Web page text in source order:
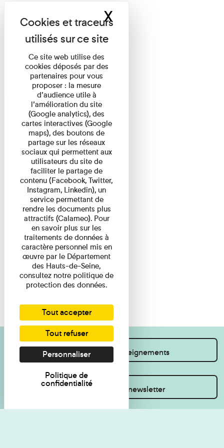
Je souhaite des renseignements
Inscrivez-vous à la newsletter
Ce site web utilise des
cookies déposés par des
partenaires pour vous
proposer : la mesure
d’audience utile à
l’amélioration du site
(Google analytics), des
cartes interactives (Google
maps), des boutons de
partage sur les réseaux
sociaux qui permettent aux
utilisateurs du site de
faciliter le partage de
contenu (Facebook, Twitter,
Instagram, Linkedin), un
service permettant de
rendre les documents plus
attractifs (Calameo). Pour
en savoir plus sur les
traitements de données à
caractère personnel mis en
œuvre par le Département
des Hauts-de-Seine,
consultez notre politique de
protection des données.
Tout accepter
Tout refuser
Personnaliser
Politique de
confidentialité
XMasquer le